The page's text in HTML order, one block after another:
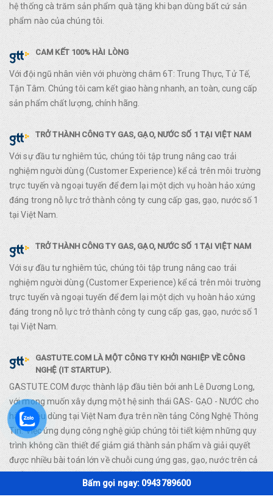
hệ thống cà trăm sản phẩm quà tặng khi bạn dùng bất cứ sản
phẩm nào của chúng tôi.
CAM KẾT 100% HÀI LÒNG
Với đội ngũ nhân viên với phường châm 6T: Trung Thực, Tử Tế,
Tận Tâm. Chúng tôi cam kết giao hàng nhanh, an toàn, cung cấp
sản phẩm chất lượng, chính hãng.
TRỞ THÀNH CÔNG TY GAS, GẠO, NƯỚC SỐ 1 TẠI VIỆT NAM
Với sự đầu tư nghiêm túc, chúng tôi tập trung nâng cao trải
nghiệm người dùng (Customer Experience) kể cả trên môi trường
trực tuyến và ngoại tuyến để đem lại một dịch vụ hoàn hảo xứng
đáng trong nỗ lực trở thành công ty cung cấp gas, gạo, nước số 1
tại Việt Nam.
TRỞ THÀNH CÔNG TY GAS, GẠO, NƯỚC SỐ 1 TẠI VIỆT NAM
Với sự đầu tư nghiêm túc, chúng tôi tập trung nâng cao trải
nghiệm người dùng (Customer Experience) kể cả trên môi trường
trực tuyến và ngoại tuyến để đem lại một dịch vụ hoàn hảo xứng
đáng trong nỗ lực trở thành công ty cung cấp gas, gạo, nước số 1
tại Việt Nam.
GASTUTE.COM LÀ MỘT CÔNG TY KHỞI NGHIỆP VỀ CÔNG
NGHỆ (IT STARTUP).
GASTUTE.COM được thành lập đầu tiên bởi anh Lê Dương Long,
với mong muốn xây dựng một hệ sinh thái GAS- GẠO - NƯỚC cho
hàng tiêu dùng tại Việt Nam đựa trên nền tảng Công Nghệ Thông
Tin. Việc ứng dụng công nghệ giúp chúng tôi tiết kiệm những quy
trình không cần thiết để giảm giá thành sản phẩm và giải quyết
được nhiều bài toán lớn về chuỗi cung ứng gas, gạo, nước trên cả
nước.
Bấm gọi ngay: 0943789600